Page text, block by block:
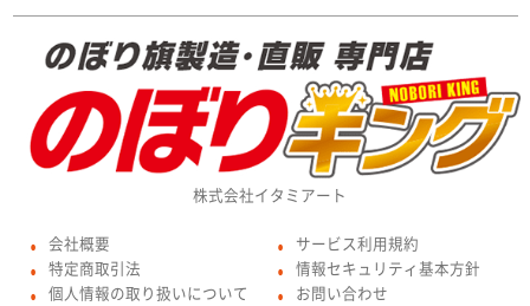
株式会社イタミアート
● 会社概要
● 特定商取引法
● 個人情報の取り扱いについて
● サービス利用規約
● 情報セキュリティ基本方針
● お問い合わせ